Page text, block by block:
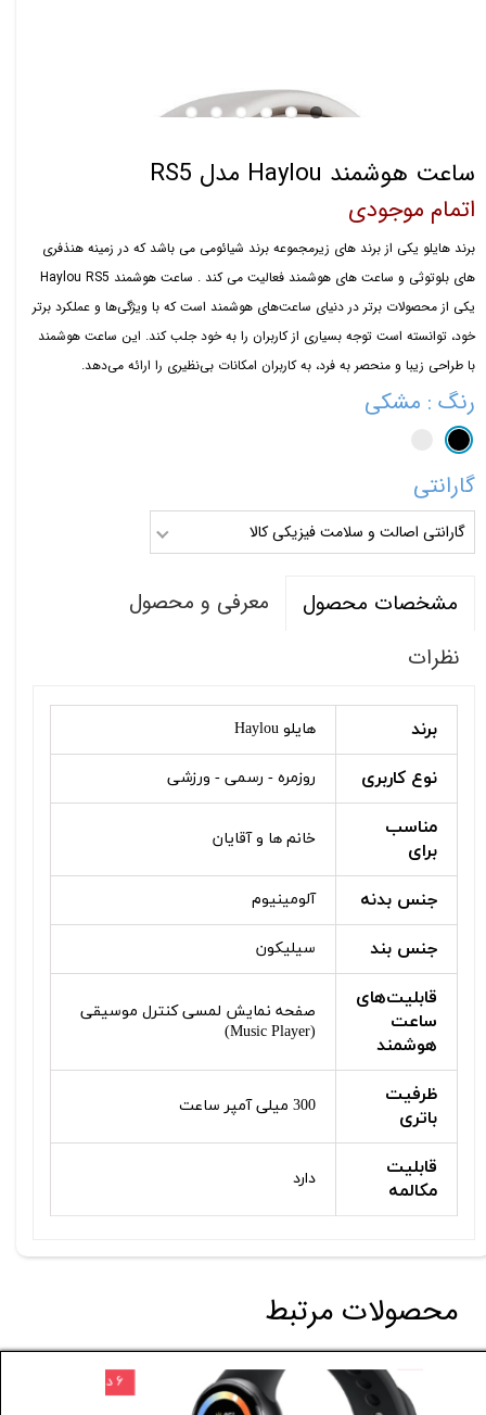
ساعت هوشمند Haylou مدل RS5
اتمام موجودی
برند هایلو یکی از برند های زیرمجموعه برند شیائومی می باشد که در زمینه هنذفری
های بلوتوثی و ساعت های هوشمند فعالیت می کند . ساعت هوشمند Haylou RS5
یکی از محصولات برتر در دنیای ساعت‌های هوشمند است که با ویژگی‌ها و عملکرد برتر
خود، توانسته است توجه بسیاری از کاربران را به خود جلب کند. این ساعت هوشمند
با طراحی زیبا و منحصر به فرد، به کاربران امکانات بی‌نظیری را ارائه می‌دهد.
رنگ : مشکی
گارانتی
گارانتی اصالت و سلامت فیزیکی کالا
مشخصات محصول
معرفی و محصول
نظرات
برند هایلو Haylou
نوع کاربری روزمره - رسمی - ورزشی
مناسب
برای
خانم ها و آقایان
جنس بدنه آلومینیوم
جنس بند سیلیکون
قابلیت‌های
ساعت
هوشمند
صفحه نمایش لمسی کنترل موسیقی
(Music Player)
ظرفیت
باتری
300 میلی آمپر ساعت
قابلیت
مکالمه
دارد
محصولات مرتبط